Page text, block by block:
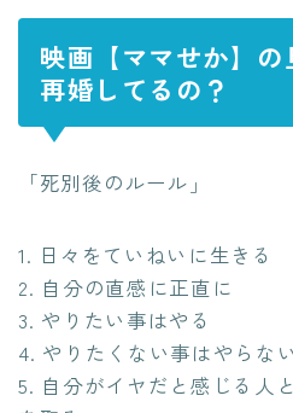
映画【ママせか】
再婚してるの？
「死別後のルール」
1. 日々をていねいに生きる
2. 自分の直感に正直に
3. やりたい事はやる
4. やりたくない事はやらない
5. 自分がイヤだと感じる人